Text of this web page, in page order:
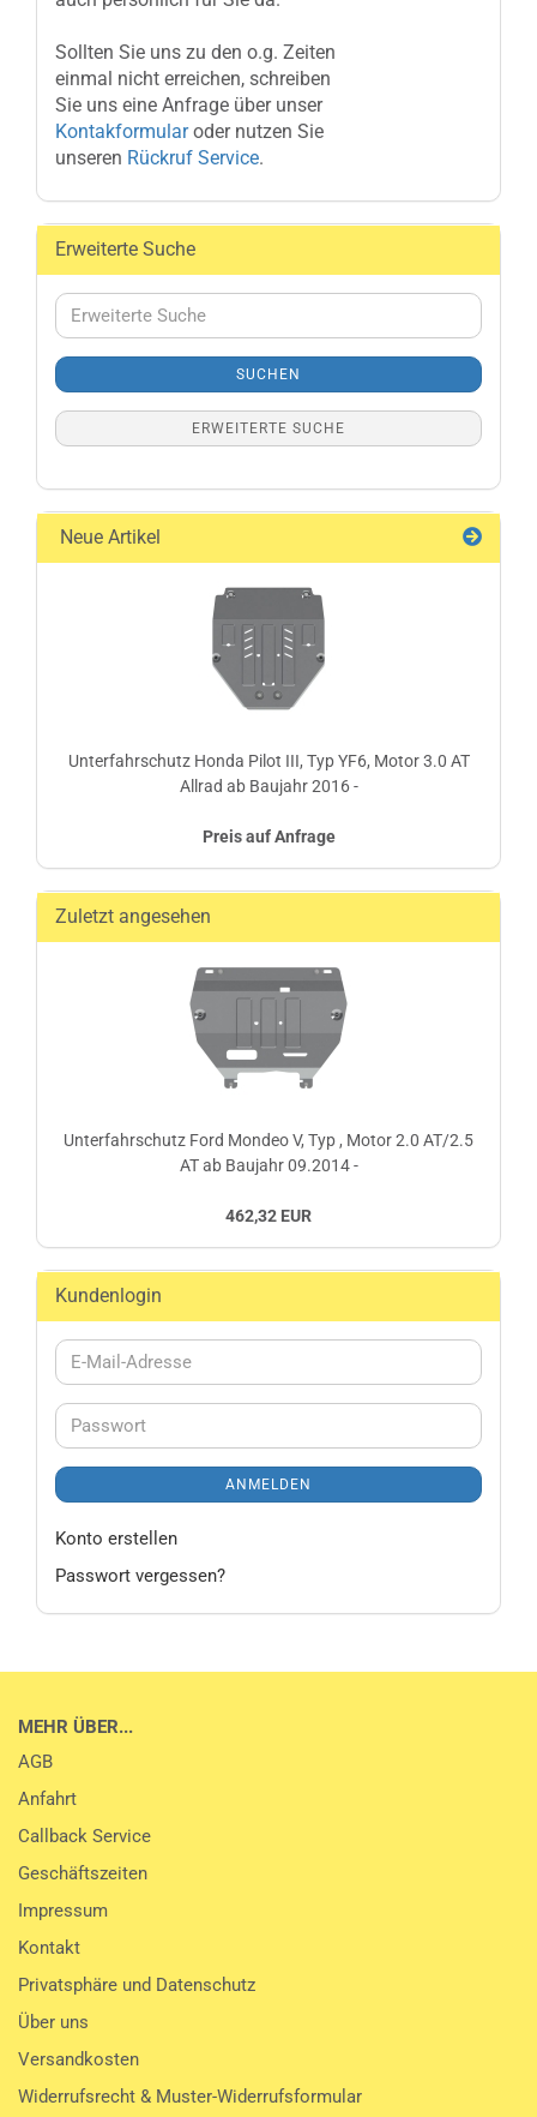
Sollten Sie uns zu den o.g. Zeiten
einmal nicht erreichen, schreiben
Sie uns eine Anfrage über unser
Kontakformularoder nutzen Sie
unseren Rückruf Service.
Erweiterte Suche
Erweiterte
Suche
SUCHEN
ERWEITERTE SUCHE
Neue Artikel
Unterfahrschutz Honda Pilot III, Typ YF6, Motor 3.0 AT
Allrad ab Baujahr 2016 -
Preis auf Anfrage
Zuletzt angesehen
Unterfahrschutz Ford Mondeo V, Typ , Motor 2.0 AT/2.5
AT ab Baujahr 09.2014 -
462,32 EUR
Kundenlogin
E-
Mail-
Passwort
ANMELDEN
Konto erstellen
Passwort vergessen?
MEHR ÜBER...
AGB
Anfahrt
Callback Service
Geschäftszeiten
Impressum
Kontakt
Privatsphäre und Datenschutz
Über uns
Versandkosten
Widerrufsrecht & Muster-Widerrufsformular